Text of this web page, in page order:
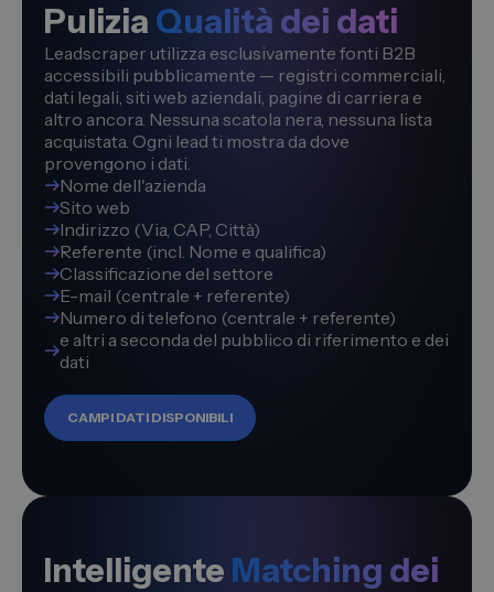
Pulizia Qualità dei dati
Leadscraper utilizza esclusivamente fonti B2B
accessibili pubblicamente — registri commerciali,
dati legali, siti web aziendali, pagine di carriera e
altro ancora. Nessuna scatola nera, nessuna lista
acquistata. Ogni lead ti mostra da dove
provengono i dati.
Nome dell'azienda
Sito web
Indirizzo (Via, CAP, Città)
Referente (incl. Nome e qualifica)
Classificazione del settore
E-mail (centrale + referente)
Numero di telefono (centrale + referente)
e altri a seconda del pubblico di riferimento e dei
dati
CAMPI DATI DISPONIBILI
Intelligente Matching dei